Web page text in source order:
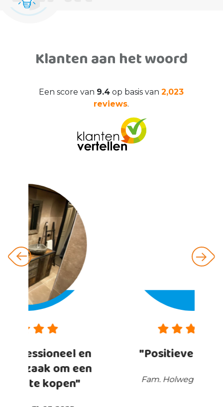
Klanten aan het woord
Een score van 9.4 op basis van2,023
reviews.
"Positieve ervaring"
Fam. Holweg - 25-03-2025